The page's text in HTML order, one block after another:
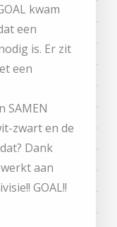
kwam
een
is. Er zit
een
SAMEN
zwart en de
Dank
aan
GOAL!!